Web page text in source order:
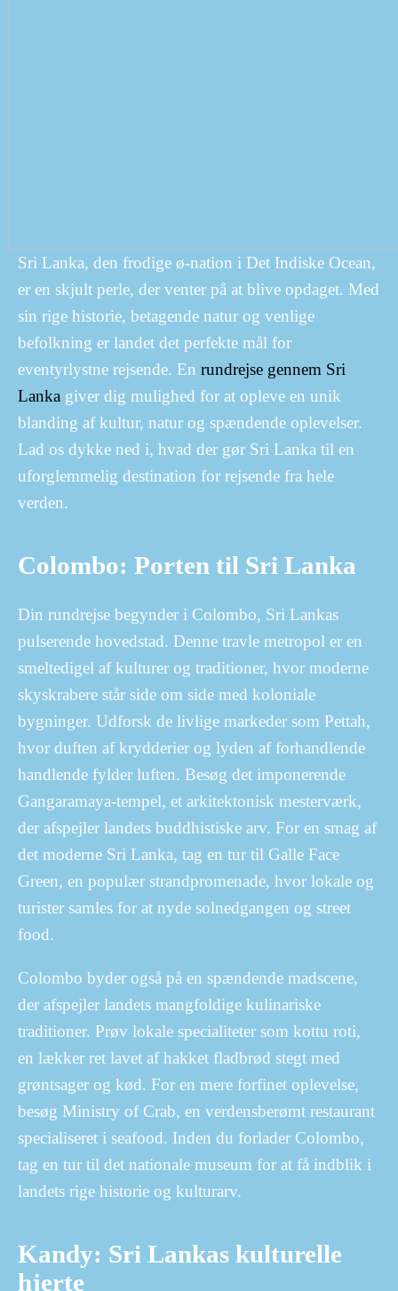
Sri Lanka, den frodige ø-nation i Det Indiske Ocean,
er en skjult perle, der venter på at blive opdaget. Med
sin rige historie, betagende natur og venlige
befolkning er landet det perfekte mål for
eventyrlystne rejsende. En rundrejse gennem Sri
Lanka giver dig mulighed for at opleve en unik
blanding af kultur, natur og spændende oplevelser.
Lad os dykke ned i, hvad der gør Sri Lanka til en
uforglemmelig destination for rejsende fra hele
verden.
Colombo: Porten til Sri Lanka
Din rundrejse begynder i Colombo, Sri Lankas
pulserende hovedstad. Denne travle metropol er en
smeltedigel af kulturer og traditioner, hvor moderne
skyskrabere står side om side med koloniale
bygninger. Udforsk de livlige markeder som Pettah,
hvor duften af krydderier og lyden af forhandlende
handlende fylder luften. Besøg det imponerende
Gangaramaya-tempel, et arkitektonisk mesterværk,
der afspejler landets buddhistiske arv. For en smag af
det moderne Sri Lanka, tag en tur til Galle Face
Green, en populær strandpromenade, hvor lokale og
turister samles for at nyde solnedgangen og street
food.
Colombo byder også på en spændende madscene,
der afspejler landets mangfoldige kulinariske
traditioner. Prøv lokale specialiteter som kottu roti,
en lækker ret lavet af hakket fladbrød stegt med
grøntsager og kød. For en mere forfinet oplevelse,
besøg Ministry of Crab, en verdensberømt restaurant
specialiseret i seafood. Inden du forlader Colombo,
tag en tur til det nationale museum for at få indblik i
landets rige historie og kulturarv.
Kandy: Sri Lankas kulturelle
hjerte